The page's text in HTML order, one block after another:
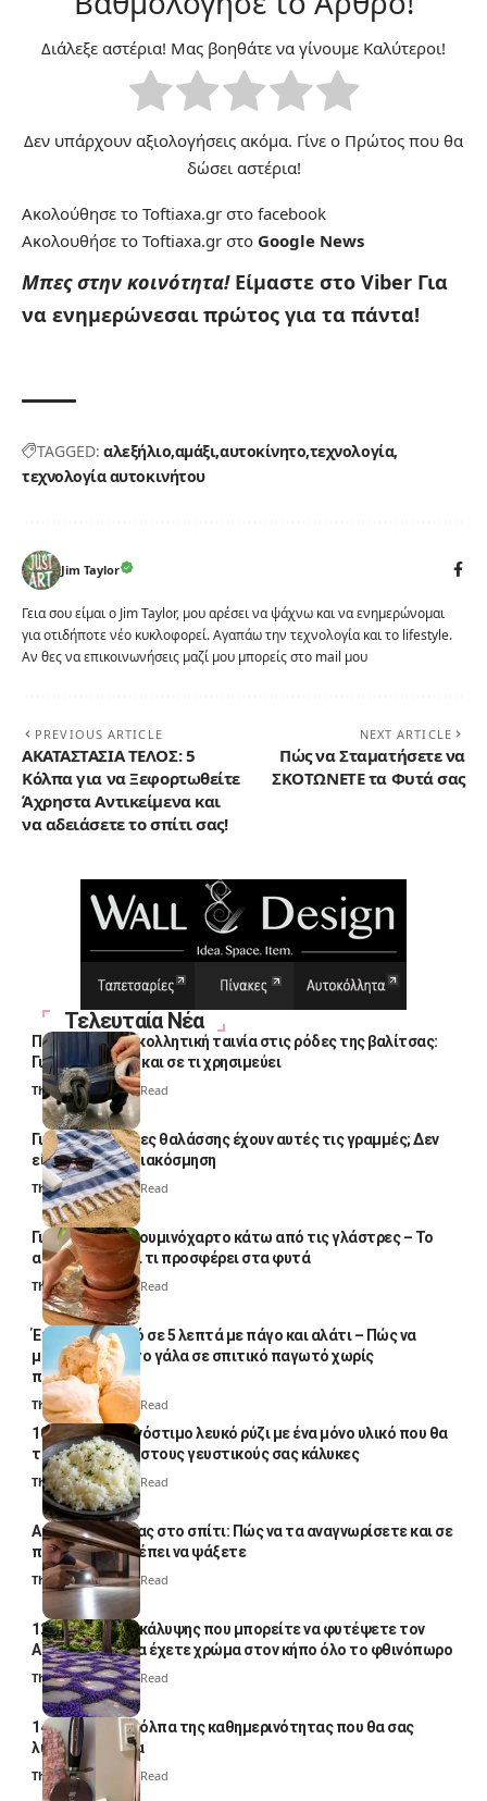
Διάλεξε αστέρια! Μας βοηθάτε να γίνουμε Καλύτεροι!
Δεν υπάρχουν αξιολογήσεις ακόμα. Γίνε ο Πρώτος που θα
δώσει αστέρια!
Ακολούθησε το Toftiaxa.gr στο facebook
Ακολουθήσε το Toftiaxa.gr στο Google News
Μπες στην κοινότητα! Είμαστε στο Viber Για
να ενημερώνεσαι πρώτος για τα πάντα!
TAGGED: αλεξήλιο αμάξιαυτοκίνητο τεχνολογία
τεχνολογία αυτοκινήτου
Jim Taylor
Γεια σου είμαι ο Jim Taylor, μου αρέσει να ψάχνω και να ενημερώνομαι
για οτιδήποτε νέο κυκλοφορεί. Αγαπάω την τεχνολογία και το lifestyle.
Αν θες να επικοινωνήσεις μαζί μου μπορείς στο mail μου
PREVIOUS ARTICLE
ΑΚΑΤΑΣΤΑΣΙΑ ΤΕΛΟΣ: 5
Κόλπα για να Ξεφορτωθείτε
Άχρηστα Αντικείμενα και
να αδειάσετε το σπίτι σας!
NEXT ARTICLE
Πώς να Σταματήσετε να
ΣΚΟΤΩΝΕΤΕ τα Φυτά σας
Τελευταία Νέα
Πολλοί βάζουν κολλητική ταινία στις ρόδες της βαλίτσας:
Γιατί το κάνουν και σε τι χρησιμεύει
Thali Ombre 4 Min Read
Γιατί οι πετσέτες θαλάσσης έχουν αυτές τις γραμμές; Δεν
είναι μόνο για διακόσμηση
Thali Ombre5 Min Read
Γιατί βάζουν αλουμινόχαρτο κάτω από τις γλάστρες – Το
απλό κόλπο και τι προσφέρει στα φυτά
Thali Ombre4 Min Read
Έτοιμο παγωτό σε 5 λεπτά με πάγο και αλάτι – Πώς να
μετατρέψετε το γάλα σε σπιτικό παγωτό χωρίς
παγωτομηχανή
Thali Ombre 4 Min Read
10 φορές ποιο νόστιμο λευκό ρύζι με ένα μόνο υλικό που θα
το απογειώσει στους γευστικούς σας κάλυκες
Thali Ombre4 Min Read
Αυγά κατσαρίδας στο σπίτι: Πώς να τα αναγνωρίσετε και σε
ποια σημεία πρέπει να ψάξετε
Thali Ombre4 Min Read
12 φυτά εδαφοκάλυψης που μπορείτε να φυτέψετε τον
Αύγουστο για να έχετε χρώμα στον κήπο όλο το φθινόπωρο
Thali Ombre7 Min Read
14 πανέξυπνα κόλπα της καθημερινότητας που θα σας
λύσουν τα χέρια
Thali Ombre 6 Min Read